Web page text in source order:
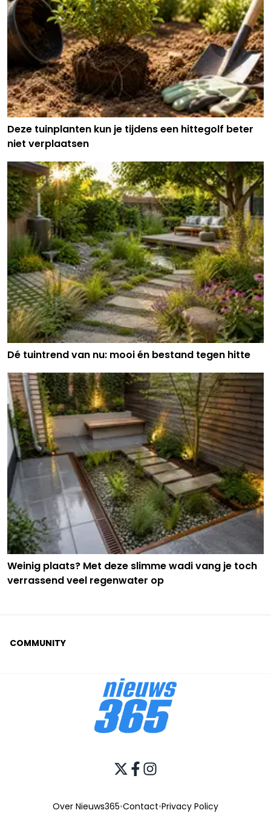
Deze tuinplanten kun je tijdens een hittegolf beter
niet verplaatsen
Dé tuintrend van nu: mooi én bestand tegen hitte
Weinig plaats? Met deze slimme wadi vang je toch
verrassend veel regenwater op
COMMUNITY
Over Nieuws365•Contact•Privacy Policy